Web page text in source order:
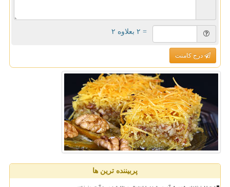
= ۲ بعلاوه ۲
درج کامنت
پربیننده ترین ها